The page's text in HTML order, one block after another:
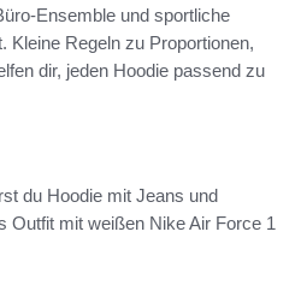
Ensemble und sportliche
Kleine Regeln zu Proportionen,
dir, jeden Hoodie passend zu
du Hoodie mit Jeans und
Outfit mit weißen Nike Air Force 1